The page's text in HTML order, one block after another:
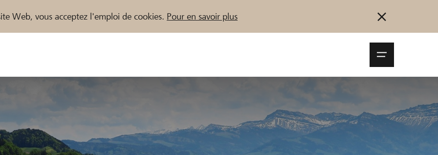
Web, vous acceptez l'emploi de cookies. Pour en savoir plus
/ Banques Raiffeisen
Démarrez maintenant